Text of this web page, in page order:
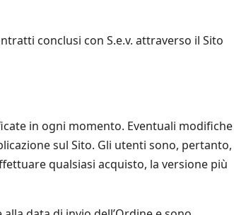
conclusi con S.e.v. attraverso il Sito
in ogni momento. Eventuali modifiche
sul Sito. Gli utenti sono, pertanto,
qualsiasi acquisto, la versione più